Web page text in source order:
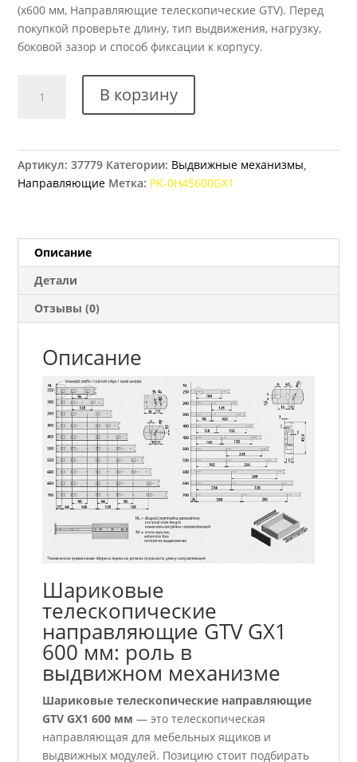
(x600 мм, Направляющие телескопические GTV). Перед
покупкой проверьте длину, тип выдвижения, нагрузку,
боковой зазор и способ фиксации к корпусу.
товара
GTV
В корзину
Артикул:37779 Категории: Выдвижные механизмы,
Направляющие Метка: PK-0H45600GX1
Описание
Детали
Отзывы (0)
Описание
Шариковые
телескопические
направляющие GTV GX1
600 мм: роль в
выдвижном механизме
Шариковые телескопические направляющие
GTV GX1 600 мм — это телескопическая
направляющая для мебельных ящиков и
выдвижных модулей. Позицию стоит подбирать